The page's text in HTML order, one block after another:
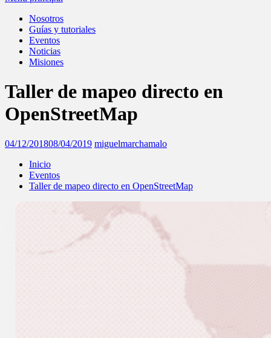
Nosotros
Guías y tutoriales
Eventos
Noticias
Misiones
Taller de mapeo directo en
OpenStreetMap
04/12/201808/04/2019 miguelmarchamalo
Inicio
Eventos
Taller de mapeo directo en OpenStreetMap